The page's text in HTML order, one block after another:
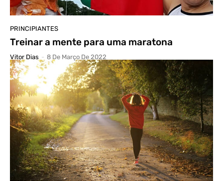
PRINCIPIANTES
Treinar a mente para uma maratona
Vitor Dias - 8 De Março De 2022